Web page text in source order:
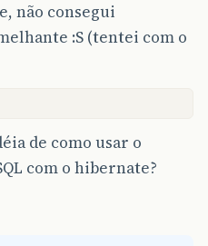
não consegui
:S (tentei com o
de como usar o
com o hibernate?